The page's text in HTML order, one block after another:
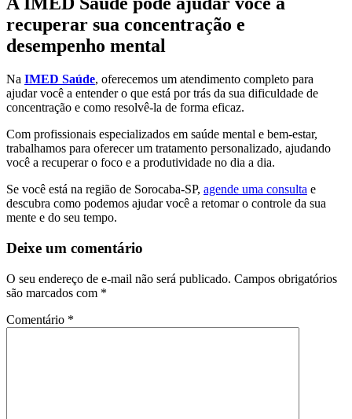
recuperar sua concentração e
desempenho mental
Na IMED Saúde, oferecemos um atendimento completo para
ajudar você a entender o que está por trás da sua dificuldade de
concentração e como resolvê-la de forma eficaz.
Com profissionais especializados em saúde mental e bem-estar,
trabalhamos para oferecer um tratamento personalizado, ajudando
você a recuperar o foco e a produtividade no dia a dia.
Se você está na região de Sorocaba-SP, agende uma consulta e
descubra como podemos ajudar você a retomar o controle da sua
mente e do seu tempo.
Deixe um comentário
O seu endereço de e-mail não será publicado. Campos obrigatórios
são marcados com *
Comentário *